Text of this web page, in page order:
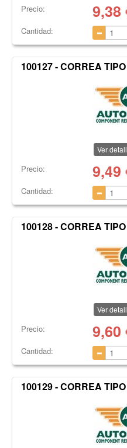
Precio: 9,38
Cantidad:
100127 - CORREA
Ver
Precio: 9,49
Cantidad:
100128 - CORREA
Ver
Precio: 9,60
Cantidad:
100129 - CORREA